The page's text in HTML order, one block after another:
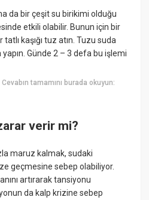
da bir çeşit su birikimi olduğu
etkili olabilir. Bunun için bir
tatlı kaşığı tuz atın. Tuzu suda
Günde 2 – 3 defa bu işlemi
Cevabın tamamını burada okuyun:
verir mi?
maruz kalmak, sudaki
geçmesine sebep olabiliyor.
artırarak tansiyonu
da kalp krizine sebep